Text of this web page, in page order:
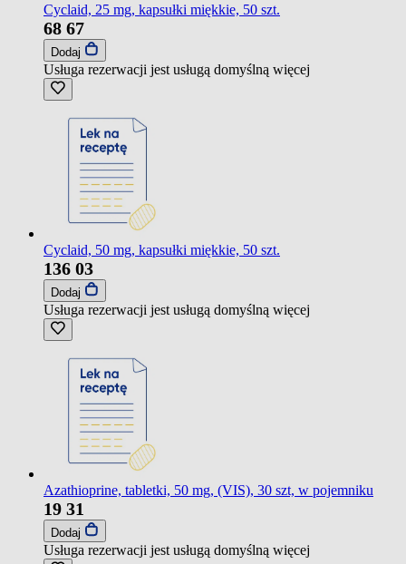
Cyclaid, 25 mg, kapsułki miękkie, 50 szt.
68 67
Dodaj
Usługa rezerwacji jest usługą domyślną więcej
Cyclaid, 50 mg, kapsułki miękkie, 50 szt.
136 03
Dodaj
Usługa rezerwacji jest usługą domyślną więcej
Azathioprine, tabletki, 50 mg, (VIS), 30 szt, w pojemniku
19 31
Dodaj
Usługa rezerwacji jest usługą domyślną więcej